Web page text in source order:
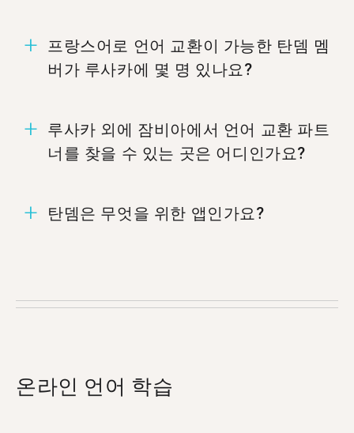
프랑스어로 언어 교환이 가능한 탄뎀 멤
버가 루사카에 몇 명 있나요?
할 준비가 되어 있습니다.
루사카 외에 잠비아에서 언어 교환 파트
너를 찾을 수 있는 곳은 어디인가요?
탄뎀은 무엇을 위한 앱인가요?
13 명이 루사카에서 왔습니다.
온라인 언어 학습